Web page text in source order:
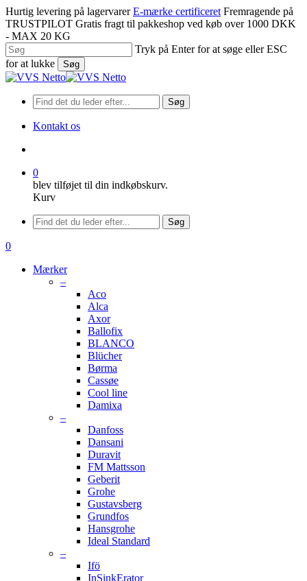
Spring
til
hovedindhold
Hurtig levering på lagervarer E-mærke certificeret Fremragende på
TRUSTPILOT Gratis fragt til pakkeshop ved køb over 1000 DKK
- MAX 20 KG
Tryk på Enter for at søge eller ESC
for at lukke
Søg
Luk
Søg
Kontakt os
0
blev tilføjet til din indkøbskurv.
Kurv
Menu
Søg
søge
0
Mærker
–
Aco
Alca
Axor
Ballofix
BLANCO
Blücher
Børma
Cassøe
Cool line
Damixa
–
Danfoss
Dansani
Duravit
FM Mattsson
Geberit
Grohe
Gustavsberg
Grundfos
Hansgrohe
Ideal Standard
–
Ifö
InSinkErator